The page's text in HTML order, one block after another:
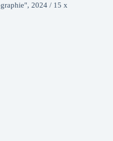
2024 / 15 x